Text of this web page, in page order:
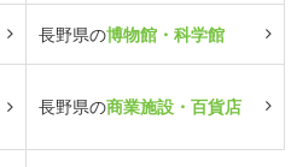
長野県の博物館・科学館
長野県の商業施設・百貨店